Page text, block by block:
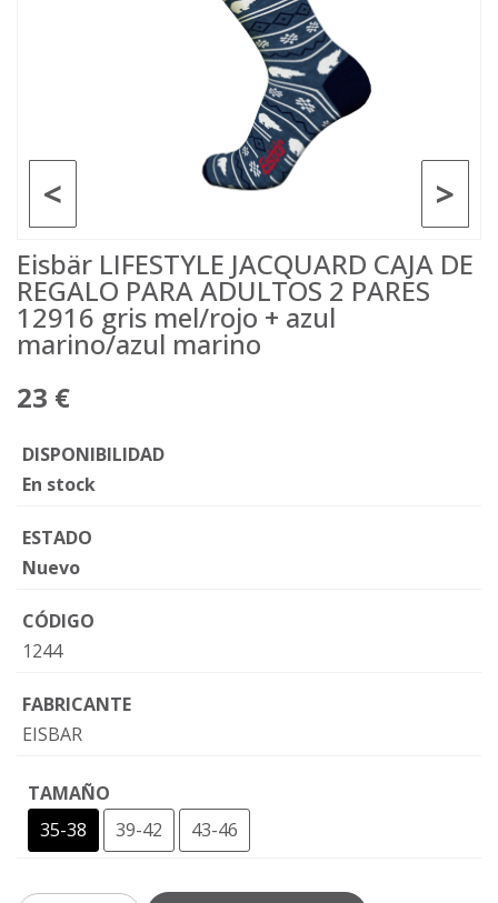
>
<
Eisbär LIFESTYLE JACQUARD CAJA DE
REGALO PARA ADULTOS 2 PARES
12916 gris mel/rojo + azul
marino/azul marino
23 €
DISPONIBILIDAD
En stock
ESTADO
Nuevo
CÓDIGO
1244
FABRICANTE
EISBAR
TAMAÑO
35-38
39-42 43-46